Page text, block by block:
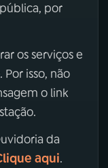
por
os serviços e
isso, não
o link
da
aqui.